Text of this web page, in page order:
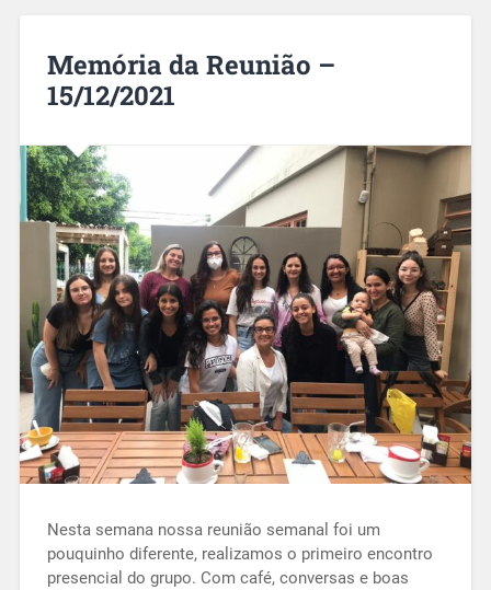
Memória da Reunião –
15/12/2021
Nesta semana nossa reunião semanal foi um
pouquinho diferente, realizamos o primeiro encontro
presencial do grupo. Com café, conversas e boas